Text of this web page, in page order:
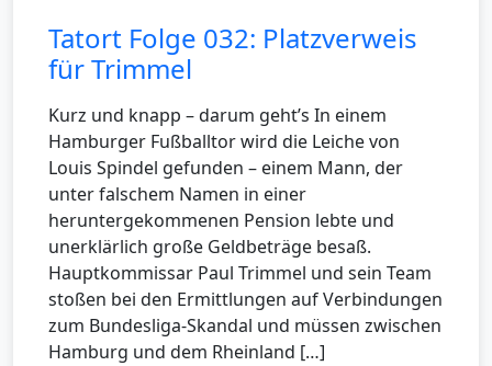
Tatort Folge 032: Platzverweis
für Trimmel
Kurz und knapp – darum geht’s In einem
Hamburger Fußballtor wird die Leiche von
Louis Spindel gefunden – einem Mann, der
unter falschem Namen in einer
heruntergekommenen Pension lebte und
unerklärlich große Geldbeträge besaß.
Hauptkommissar Paul Trimmel und sein Team
stoßen bei den Ermittlungen auf Verbindungen
zum Bundesliga-Skandal und müssen zwischen
Hamburg und dem Rheinland […]